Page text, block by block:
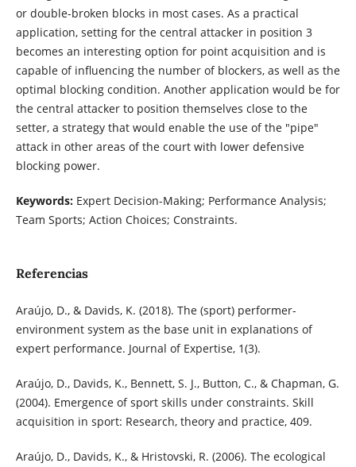
or double-broken blocks in most cases. As a practical
application, setting for the central attacker in position 3
becomes an interesting option for point acquisition and is
capable of influencing the number of blockers, as well as the
optimal blocking condition. Another application would be for
the central attacker to position themselves close to the
setter, a strategy that would enable the use of the "pipe"
attack in other areas of the court with lower defensive
blocking power.
Keywords: Expert Decision-Making; Performance Analysis;
Team Sports; Action Choices; Constraints.
Referencias
Araújo, D., & Davids, K. (2018). The (sport) performer-
environment system as the base unit in explanations of
expert performance. Journal of Expertise, 1(3).
Araújo, D., Davids, K., Bennett, S. J., Button, C., & Chapman, G.
(2004). Emergence of sport skills under constraints. Skill
acquisition in sport: Research, theory and practice, 409.
Araújo, D., Davids, K., & Hristovski, R. (2006). The ecological